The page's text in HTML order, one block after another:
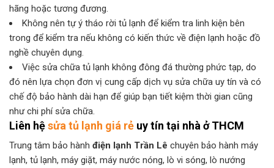
hãng hoặc tương đương.
Không nên tự ý tháo rời tủ lạnh để kiểm tra linh kiện bên
trong để kiểm tra nếu không có kiến thức về điện lạnh hoặc đồ
nghề chuyên dụng.
Việc sửa chữa tủ lạnh không đông đá thường phức tạp, do
đó nên lựa chọn đơn vị cung cấp dịch vụ sửa chữa uy tín và có
chế độ bảo hành dài hạn để giúp bạn tiết kiệm thời gian cũng
như chi phí sửa chữa.
Liên hệsửa tủ lạnh giá rẻ uy tín tại nhà ở THCM
Trung tâm bảo hành điện lạnh Trần Lê chuyên bảo hành máy
lạnh, tủ lạnh, máy giặt, máy nước nóng, lò vi sóng, lò nướng